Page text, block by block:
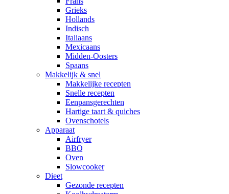
Grieks
Hollands
Indisch
Italiaans
Mexicaans
Midden-Oosters
Spaans
Makkelijk & snel
Makkelijke recepten
Snelle recepten
Eenpansgerechten
Hartige taart & quiches
Ovenschotels
Apparaat
Airfryer
BBQ
Oven
Slowcooker
Dieet
Gezonde recepten